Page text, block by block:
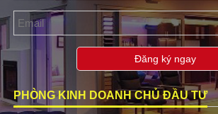
Đăng ký ngay
PHÒNG KINH DOANH CHỦ ĐẦU TƯ